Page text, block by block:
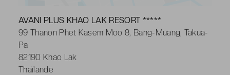
AVANI PLUS KHAO LAK RESORT *****
99 Thanon Phet Kasem Moo 8, Bang-Muang, Takua-
Pa
82190 Khao Lak
Thaïlande